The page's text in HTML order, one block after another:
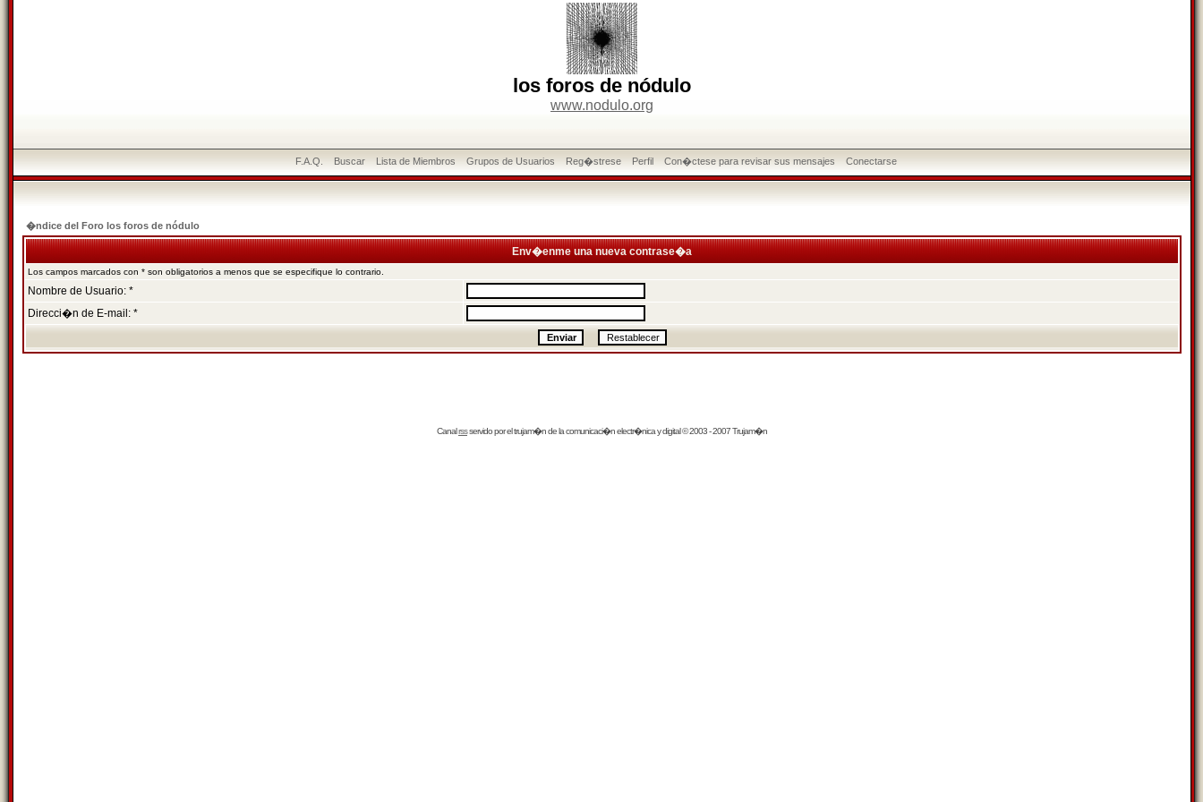
los foros de nódulo
www.nodulo.org
F.A.Q. Buscar Lista de Miembros Grupos de Usuarios Reg�strese Perfil Con�ctese para revisar sus mensajes Conectarse
�ndice del Foro los foros de nódulo
Env�enme una nueva contrase�a
Los campos marcados con * son obligatorios a menos que se especifique lo contrario.
Nombre de Usuario: *
Direcci�n de E-mail: *
Canalrssservido por eltrujam�nde la comunicaci�n electr�nica y digital © 2003 - 2007 Trujam�n